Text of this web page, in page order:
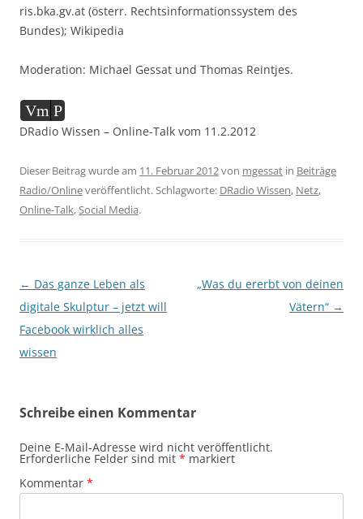
ris.bka.gv.at (österr. Rechtsinformationssystem des
Bundes); Wikipedia
Moderation: Michael Gessat und Thomas Reintjes.
Audio-
Player
Vm P
DRadio Wissen – Online-Talk vom 11.2.2012
Dieser Beitrag wurde am 11. Februar 2012von mgessat in Beiträge
Radio/Onlineveröffentlicht. Schlagworte: DRadio Wissen, Netz,
Online-Talk,Social Media.
Beitragsnavigation
← Das ganze Leben als
digitale Skulptur – jetzt will
Facebook wirklich alles
wissen
„Was du ererbt von deinen
Vätern“ →
Schreibe einen Kommentar
Deine E-Mail-Adresse wird nicht veröffentlicht.
Erforderliche Felder sind mit * markiert
Kommentar *